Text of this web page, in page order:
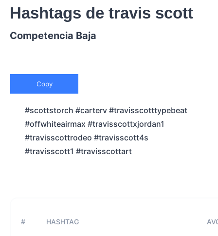
Hashtags de travis scott
Competencia Baja
Copy
#scottstorch #carterv #travisscotttypebeat
#offwhiteairmax #travisscottxjordan1
#travisscottrodeo #travisscott4s
#travisscott1 #travisscottart
# HASHTAG